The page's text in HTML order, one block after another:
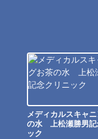
メディカルスキャ
の水 上松瀬勝男記
ック